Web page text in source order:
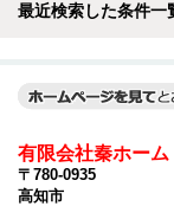
最近検索した条件一
有限会社秦ホーム
〒780-0935
高知市